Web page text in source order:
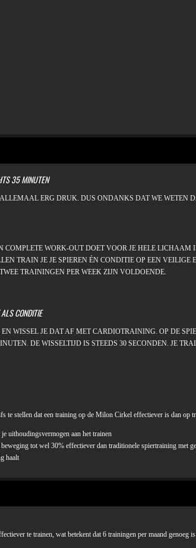
35 MINUTEN
ERG DRUK. DUS ONDANKS DAT WE WETEN
COMPLETE WORK-OUT DOET VOOR JE HELE LICHAAM
TRAIN JE JE SPIEREN ÉN CONDITIE OP EEN VEILIGE
TRAININGEN PER WEEK ZIJN VOLDOENDE.
CONDITIE
WISSEL JE DAT AF MET CARDIOTRAINING. OP DE
DE WISSELTIJD IS STEEDS 30 SECONDEN. JE
te stellen dat een training op de Milon Cirkel effectiever is dan op
uithoudingsvermogen aan het trainen
tot wel 30% effectiever dan traditionele spiertraining met
haalt
te trainen, wat betekent dat 6 trainingen per maand genoeg